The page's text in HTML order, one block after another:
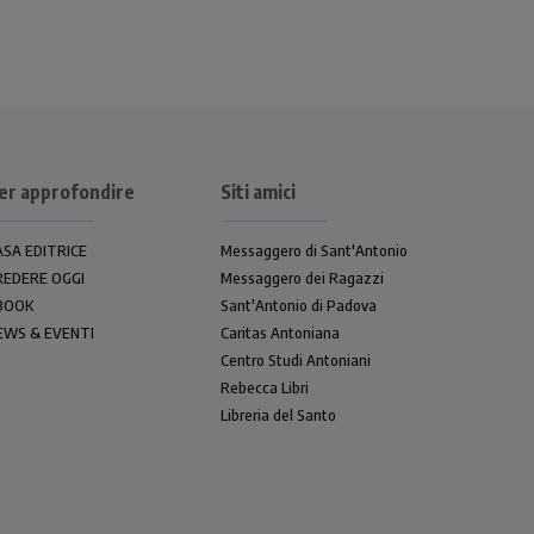
approfondire
EDITRICE
OGGI
& EVENTI
Siti amici
Messaggero di Sant'Antonio
Messaggero dei Ragazzi
Sant'Antonio di Padova
Caritas Antoniana
Centro Studi Antoniani
Rebecca Libri
Libreria del Santo